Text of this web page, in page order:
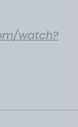
watch?